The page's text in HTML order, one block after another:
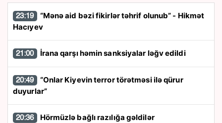
23:19
Hacıyev
21:00 İrana qarşı həmin sanksiyalar ləğv edildi
20:49
duyurlar”
20:36 Hörmüzlə bağlı razılığa gəldilər